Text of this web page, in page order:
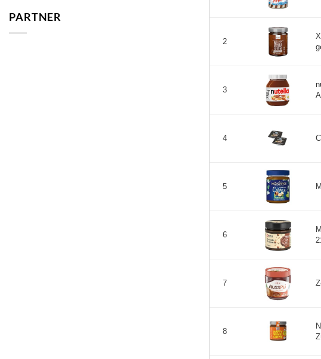
PARTNER
2
3
4
5
6
7
8